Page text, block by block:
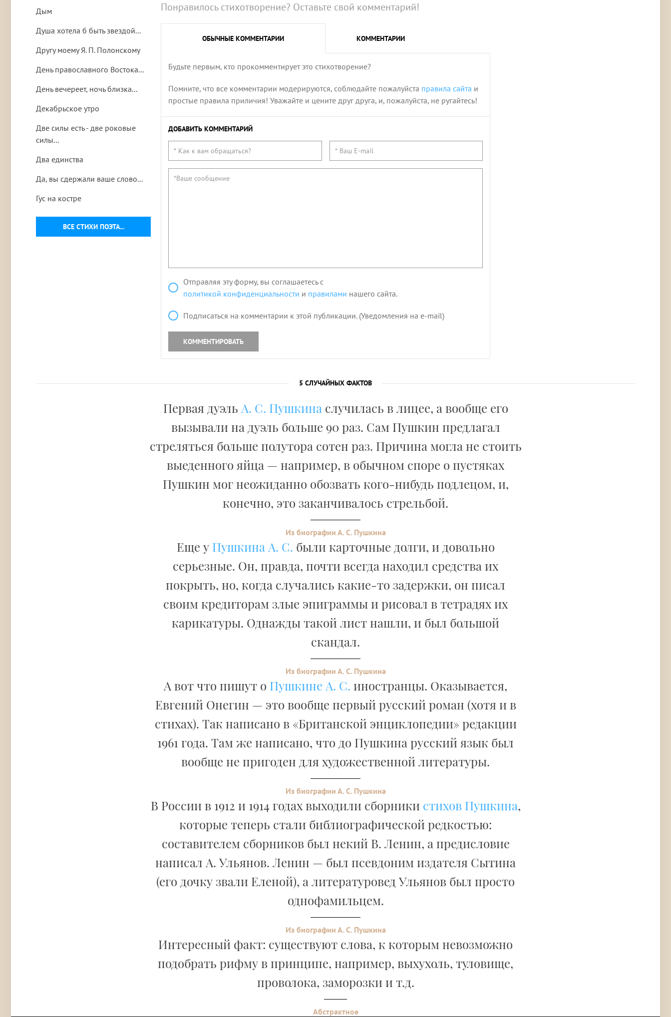
ВСЕ СТИХИ ПОЭТА...
Дым
Душа хотела б быть звездой...
Другу моему Я. П. Полонскому
День православного Востока...
День вечереет, ночь близка...
Декабрьское утро
Две силы есть - две роковые
силы...
Два единства
Да, вы сдержали ваше слово...
Гус на костре
Понравилось стихотворение? Оставьте свой комментарий!
ОБЫЧНЫЕ КОММЕНТАРИИ КОММЕНТАРИИ
Будьте первым, кто прокомментирует это стихотворение?
Помните, что все комментарии модерируются, соблюдайте пожалуйста правила сайта и
простые правила приличия! Уважайте и цените друг друга, и, пожалуйста, не ругайтесь!
ДОБАВИТЬ КОММЕНТАРИЙ
Отправляя эту форму, вы соглашаетесь с
политикой конфиденциальности и правилами нашего сайта.
Подписаться на комментарии к этой публикации. (Уведомления на e-mail)
КОММЕНТИРОВАТЬ
5 СЛУЧАЙНЫХ ФАКТОВ
Первая дуэль А. С. Пушкина случилась в лицее, а вообще его
вызывали на дуэль больше 90 раз. Сам Пушкин предлагал
стреляться больше полутора сотен раз. Причина могла не стоить
выеденного яйца — например, в обычном споре о пустяках
Пушкин мог неожиданно обозвать кого-нибудь подлецом, и,
конечно, это заканчивалось стрельбой.
Из биографии А. С. Пушкина
Еще у Пушкина А. С. были карточные долги, и довольно
серьезные. Он, правда, почти всегда находил средства их
покрыть, но, когда случались какие-то задержки, он писал
своим кредиторам злые эпиграммы и рисовал в тетрадях их
карикатуры. Однажды такой лист нашли, и был большой
скандал.
Из биографии А. С. Пушкина
А вот что пишут о Пушкине А. С. иностранцы. Оказывается,
Евгений Онегин — это вообще первый русский роман (хотя и в
стихах). Так написано в «Британской энциклопедии» редакции
1961 года. Там же написано, что до Пушкина русский язык был
вообще не пригоден для художественной литературы.
Из биографии А. С. Пушкина
В России в 1912 и 1914 годах выходили сборники стихов Пушкина,
которые теперь стали библиографической редкостью:
составителем сборников был некий В. Ленин, а предисловие
написал А. Ульянов. Ленин — был псевдоним издателя Сытина
(его дочку звали Еленой), а литературовед Ульянов был просто
однофамильцем.
Из биографии А. С. Пушкина
Интересный факт: существуют слова, к которым невозможно
подобрать рифму в принципе, например, выхухоль, туловище,
проволока, заморозки и т.д.
Абстрактное